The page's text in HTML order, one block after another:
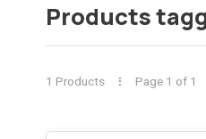
Products
1 Products Page 1 of 1